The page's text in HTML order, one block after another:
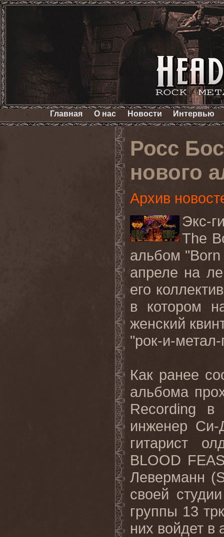
Главная О нас Новости Интервью
Росс
нового
Архив
Экс-
The
альбом "Born
апреле на
его
в котором
женский
"рок-и-
Как ранее
альбома
Recording
инженер Си-
гитарист
BLOOD
Леверманн
своей
группы 13
них войдет в